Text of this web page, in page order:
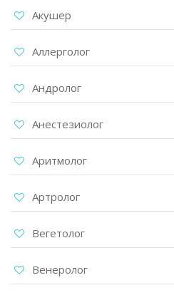
Акушер
Аллерголог
Андролог
Анестезиолог
Аритмолог
Артролог
Вегетолог
Венеролог